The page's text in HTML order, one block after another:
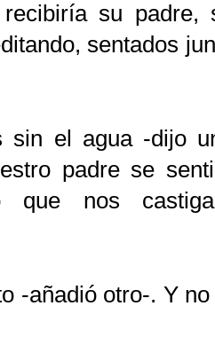
su padre,
sentados
sin el agua -dijo
padre se
que nos
-añadió otro-. Y